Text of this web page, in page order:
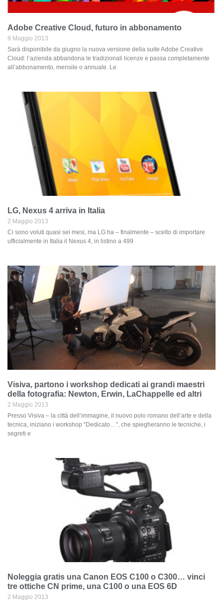
Adobe Creative Cloud, futuro in abbonamento
9 Maggio 2013
Sarà disponibile da giugno la nuova versione della suite Adobe Creative
Cloud: l’azienda abbandona le tradizionali licenze e passa completamente
all’abbonamento, mensile o annuale. Le
LG, Nexus 4 arriva in Italia
2 Maggio 2013
Ci sono voluti quasi sei mesi, ma LG ha – finalmente – scelto di importare
ufficialmente in Italia il Nexus 4, in listino a 499
Visiva, partono i workshop dedicati ai grandi maestri
della fotografia: Newton, Erwin, LaChappelle ed altri
2 Maggio 2013
Presso Visiva – la città dell’immagine, il nuovo polo romano dell’arte e della
tecnica, iniziano i workshop “Dedicato…”, che spiegheranno le tecniche, i
segreti e
Noleggia gratis una Canon EOS C100 o C300… vinci
tre ottiche CN prime, una C100 o una EOS 6D
2 Maggio 2013